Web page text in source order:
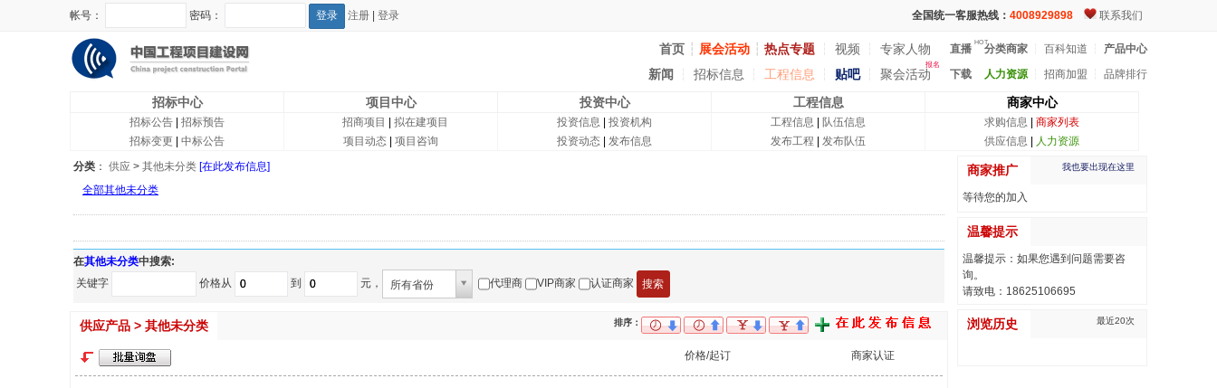
帐号： 密码： 注册 登录 全国统一客服热线： 4008929898 联系我们
首页 ┆ 展会活动 ┆ 热点专题 视频
专家人物
新闻
招标信息 工程信息 贴吧┆ 聚会活动
报名
直播
HOT
下载
分类商家 百科知道
产品中心
人力资源┆ 招商加盟 品牌排行
招标中心 项目中心 投资中心 工程信息 商家中心
招标公告
招标预告
招标变更
中标公告
招商项目
拟在建项目
项目动态
项目咨询
投资信息
投资机构
投资动态
发布信息
工程信息
队伍信息
发布工程
发布队伍
求购信息
商家列表
供应信息
人力资源
分类 ： 供应 > 其他未分类 [在此发布信息]
全部其他未分类
在其他未分类中搜索:
关键字
价格从 到 元， 所有省份 代理商 VIP商家 认证商家
供应产品 > 其他未分类 排序：
价格/起订 商家认证
商家推广 我也要出现在这里
等待您的加入
温馨提示
温馨提示：如果您遇到问题需要咨
询。
请致电：18625106695
浏览历史 最近20次